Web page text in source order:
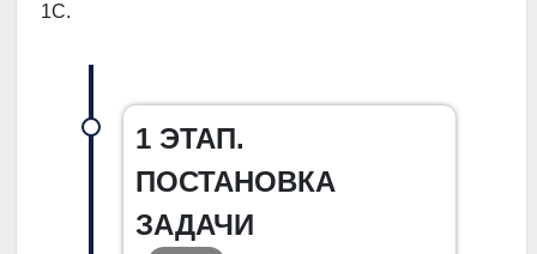
1С.
1 ЭТАП.
ПОСТАНОВКА
ЗАДАЧИ